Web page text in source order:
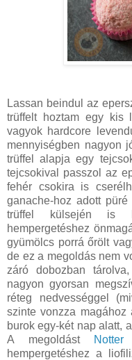
Lassan beindul az
trüffelt hoztam egy kis
vagyok hardcore
mennyiségben nagyon
trüffel alapja egy
tejcsokival passzol az
fehér csokira is
ganache-hoz adott
trüffel külsején is
hempergetéshez
gyümölcs porrá őrölt
de ez a megoldás nem
záró dobozban
nagyon gyorsan
réteg nedvességgel
szinte vonzza magához
burok egy-két nap alatt,
A megoldást
Notter
hempergetéshez a